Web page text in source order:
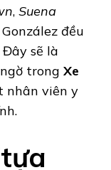
, Suena
đều
sẽ là
trong Xe
nhân viên y